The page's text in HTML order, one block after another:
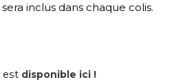
inclus dans chaque colis.
est disponible ici !